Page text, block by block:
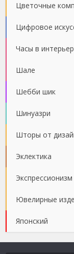
Цветочные
Цифровое
Часы в
Шале
Шебби шик
Шинуазри
Шторы от
Эклектика
Экспрессионизм
Ювелирные
Японский